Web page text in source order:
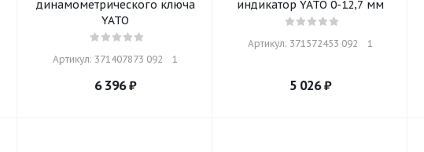
динамометрического ключа
YATO
Артикул: 371407873 092    1
6 396₽
индикатор YATO 0-12,7 мм
Артикул: 371572453 092    1
5 026₽